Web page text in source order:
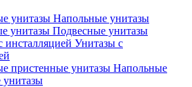
Напольные унитазы
Подвесные унитазы
Унитазы с
Напольные
унитазы